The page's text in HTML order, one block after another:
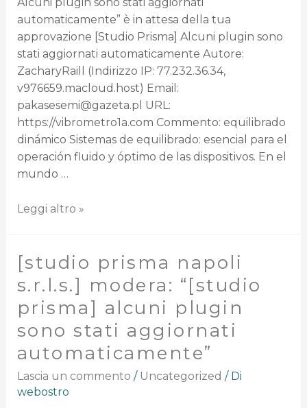
automaticamente” è in attesa della tua
approvazione [Studio Prisma] Alcuni plugin sono
stati aggiornati automaticamente Autore:
ZacharyRaill (Indirizzo IP: 77.232.36.34,
v976659.macloud.host) Email:
pakasesemi@gazeta.pl URL:
https://vibrometro1a.com Commento: equilibrado
dinámico Sistemas de equilibrado: esencial para el
operación fluido y óptimo de las dispositivos. En el
mundo …
Leggi altro »
[studio prisma napoli
s.r.l.s.] modera: “[studio
prisma] alcuni plugin
sono stati aggiornati
automaticamente”
Lascia un commento / Uncategorized / Di
webostro